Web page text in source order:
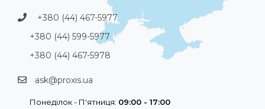
+380 (44) 467-5977
+380 (44) 599-5977
+380 (44) 467-5978
ask@proxis.ua
Понеділок - П'ятниця: 09:00 - 17:00